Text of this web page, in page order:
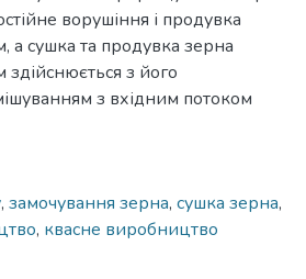
ворушіння і продувка
а сушка та продувка зерна
здійснюється з його
з вхідним потоком
, замочування зерна, сушка зерна,
, квасне виробництво